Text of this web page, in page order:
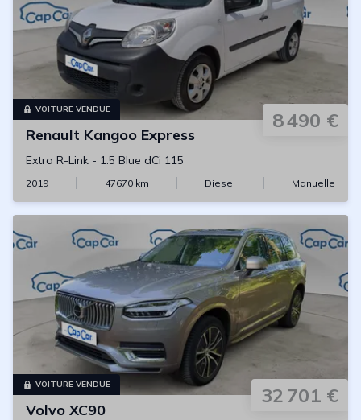
VOITURE VENDUE 8 490 €
Renault Kangoo Express
Extra R-Link - 1.5 Blue dCi 115
2019 47670km Diesel Manuelle
VOITURE VENDUE 32 701 €
Volvo XC90